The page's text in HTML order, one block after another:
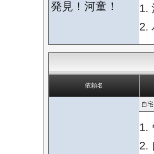
発見！河童！
依頼名
自